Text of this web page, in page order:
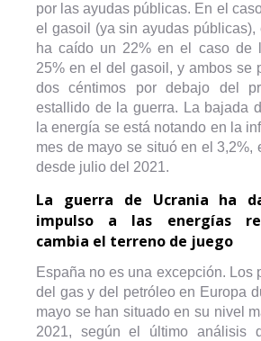
por las ayudas públicas. En el
el gasoil (ya sin ayudas públicas),
ha caído un 22% en el caso de
25% en el del gasoil, y ambos se
dos céntimos por debajo del
estallido de la guerra. La bajada
la energía se está notando en la
mes de mayo se situó en el 3,2%,
desde julio del 2021.
La guerra de Ucrania ha
impulso a las energías
cambia el terreno de juego
España no es una excepción. Los
del gas y del petróleo en Europa
mayo se han situado en su nivel
2021, según el último análisis